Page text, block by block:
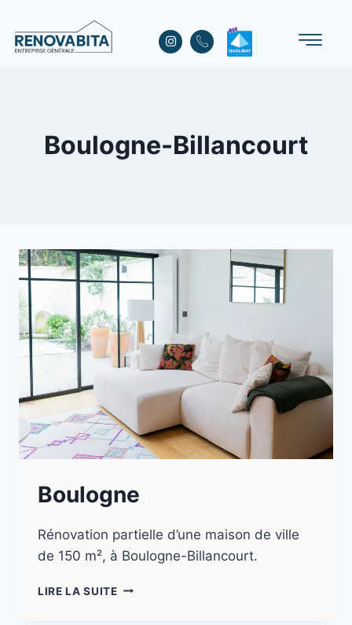
Boulogne-Billancourt
Boulogne
Rénovation partielle d’une maison de ville
de 150 m², à Boulogne-Billancourt.
LIRE LA SUITE